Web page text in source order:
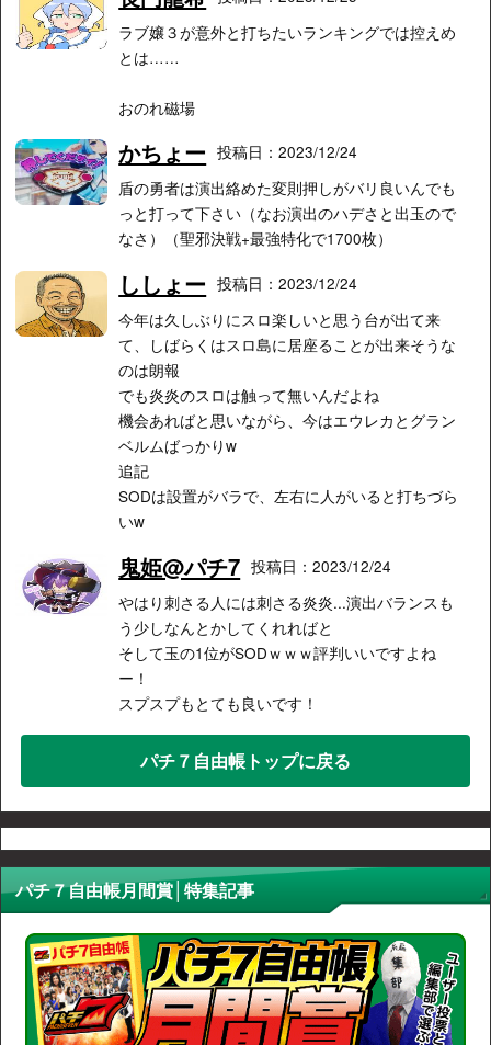
ラブ嬢３が意外と打ちたいランキングでは控えめ
とは……
おのれ磁場
かちょー 投稿日：2023/12/24
盾の勇者は演出絡めた変則押しがバリ良いんでも
っと打って下さい（なお演出のハデさと出玉ので
なさ）（聖邪決戦+最強特化で1700枚）
ししょー 投稿日：2023/12/24
今年は久しぶりにスロ楽しいと思う台が出て来
て、しばらくはスロ島に居座ることが出来そうな
のは朗報
でも炎炎のスロは触って無いんだよね
機会あればと思いながら、今はエウレカとグラン
ベルムばっかりw
追記
SODは設置がバラで、左右に人がいると打ちづら
いw
鬼姫@パチ7 投稿日：2023/12/24
やはり刺さる人には刺さる炎炎...演出バランスも
う少しなんとかしてくれればと
そして玉の1位がSODｗｗｗ評判いいですよね
ー！
スプスプもとても良いです！
パチ７自由帳トップに戻る
パチ７自由帳月間賞│特集記事